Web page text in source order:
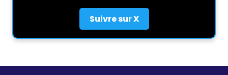
Suivre sur X